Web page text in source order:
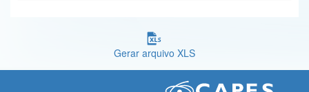
Gerar arquivo XLS